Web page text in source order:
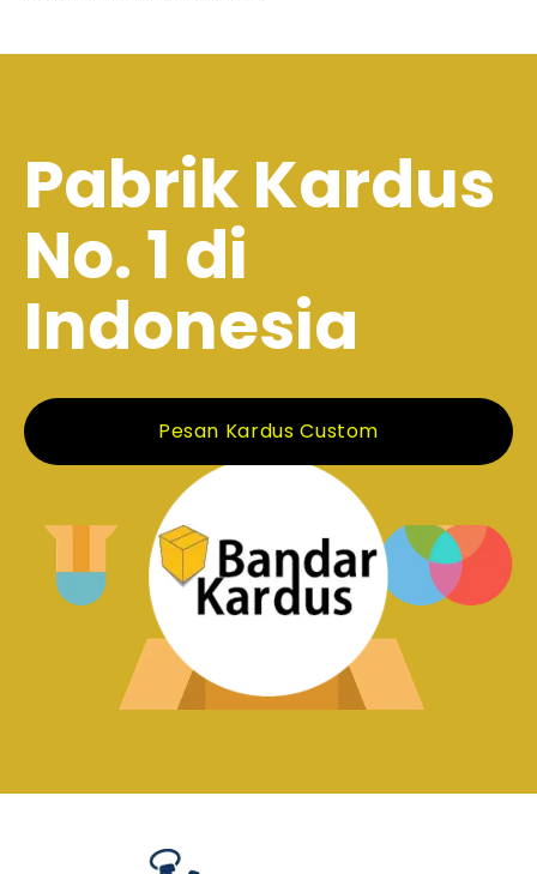
Pabrik Kardus
No. 1 di
Indonesia
Pesan Kardus Custom